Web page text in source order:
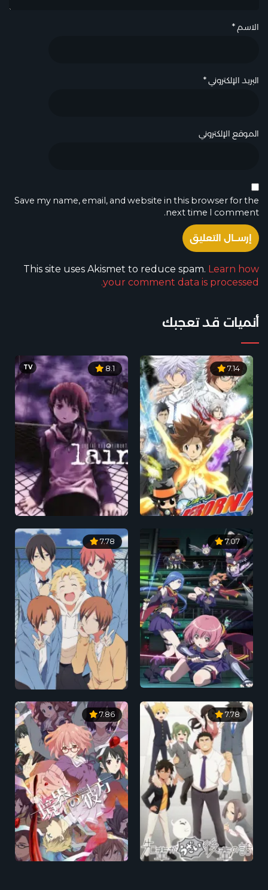
الاسم *
البريد الإلكتروني*
الموقع الإلكتروني
Save my name, email, and website in this browser for the
next time I comment.
This site uses Akismet to reduce spam. Learn how
your comment data is processed.
أنميات قد تعجبك
7.14
8.1
TV
7.07
7.78
7.78
7.86